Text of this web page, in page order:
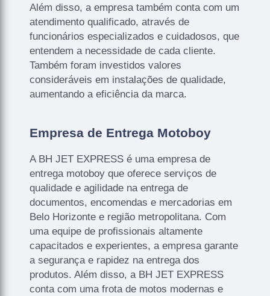
Além disso, a empresa também conta com um
atendimento qualificado, através de
funcionários especializados e cuidadosos, que
entendem a necessidade de cada cliente.
Também foram investidos valores
consideráveis em instalações de qualidade,
aumentando a eficiência da marca.
Empresa de Entrega Motoboy
A BH JET EXPRESS é uma empresa de
entrega motoboy que oferece serviços de
qualidade e agilidade na entrega de
documentos, encomendas e mercadorias em
Belo Horizonte e região metropolitana. Com
uma equipe de profissionais altamente
capacitados e experientes, a empresa garante
a segurança e rapidez na entrega dos
produtos. Além disso, a BH JET EXPRESS
conta com uma frota de motos modernas e